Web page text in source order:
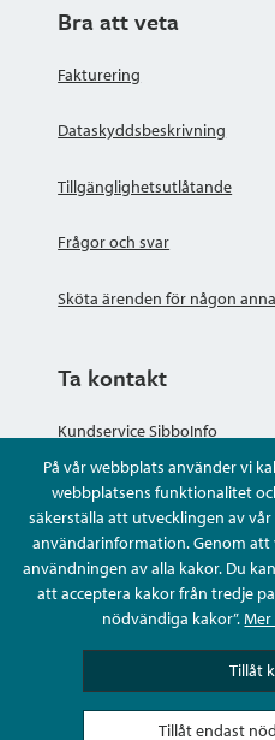
På vår webbplats använder vi
webbplatsens funktionalitet
säkerställa att utvecklingen av
användarinformation. Genom att
användningen av alla kakor. Du
att acceptera kakor från tredje
nödvändiga kakor”.
Tillåt
Tillåt endast
Bra att veta
Fakturering
Dataskyddsbeskrivning
Tillgänglighetsutlåtande
Frågor och svar
Sköta ärenden för någon
Ta kontakt
Kundservice SibboInfo
Ge anonym respons
Ställ en fråga eller sköta ditt
Kontaktuppgifter